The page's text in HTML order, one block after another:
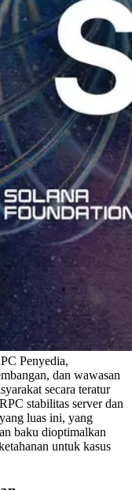
Penyedia,
dan wawasan
secara teratur
stabilitas server dan
luas ini, yang
baku dioptimalkan
untuk kasus